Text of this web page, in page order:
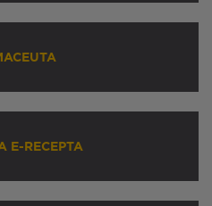
E-RECEPTA